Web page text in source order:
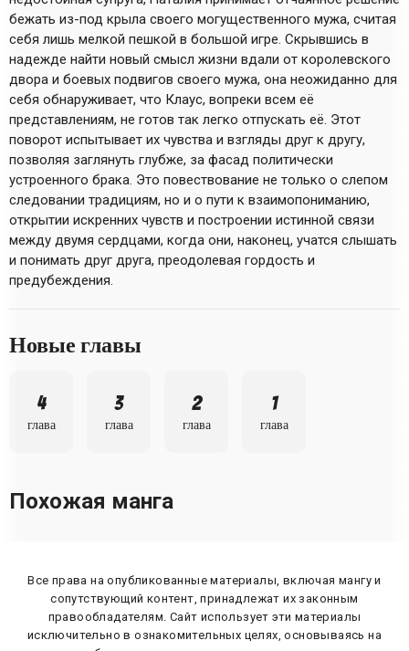
бежать из-под крыла своего могущественного мужа, считая
себя лишь мелкой пешкой в большой игре. Скрывшись в
надежде найти новый смысл жизни вдали от королевского
двора и боевых подвигов своего мужа, она неожиданно для
себя обнаруживает, что Клаус, вопреки всем её
представлениям, не готов так легко отпускать её. Этот
поворот испытывает их чувства и взгляды друг к другу,
позволяя заглянуть глубже, за фасад политически
устроенного брака. Это повествование не только о слепом
следовании традициям, но и о пути к взаимопониманию,
открытии искренних чувств и построении истинной связи
между двумя сердцами, когда они, наконец, учатся слышать
и понимать друг друга, преодолевая гордость и
предубеждения.
Новые главы
4
глава
3
глава
2
глава
1
глава
Похожая манга
Все права на опубликованные материалы, включая мангу и
сопутствующий контент, принадлежат их законным
правообладателям. Сайт использует эти материалы
исключительно в ознакомительных целях, основываясь на